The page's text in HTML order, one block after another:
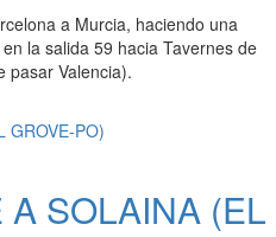
a Murcia, haciendo una
la salida 59 hacia Tavernes de
pasar Valencia).
A SOLAINA (EL